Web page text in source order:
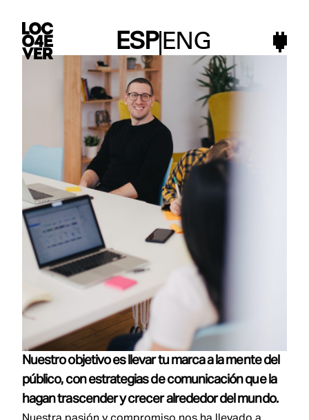
ESP|ENG
Nuestro objetivo es llevar tu marca a la mente del
público, con estrategias de comunicación que la
hagan trascender y crecer alrededor del mundo.